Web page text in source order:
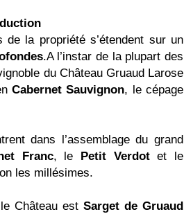
la propriété s’étendent sur un
.A l’instar de la plupart des
du Château Gruaud Larose
Cabernet Sauvignon, le cépage
dans l’assemblage du grand
Franc, le Petit Verdotet le
les millésimes.
Château est Sarget de Gruaud